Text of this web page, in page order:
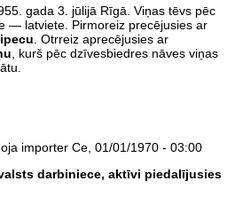
gada 3. jūlijā Rīgā. Viņas tēvs pēc
— latviete. Pirmoreiz precējusies ar
. Otrreiz aprecējusies ar
, kurš pēc dzīvesbiedres nāves viņas
importer Ce, 01/01/1970 - 03:00
darbiniece, aktīvi piedalījusies